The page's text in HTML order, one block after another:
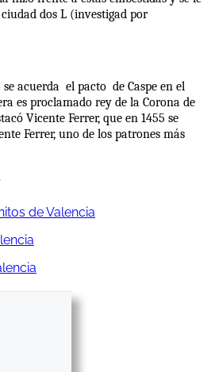
dos L (investigad por
acuerda  el pacto  de Caspe en el
es proclamado rey de la Corona de
Vicente Ferrer, que en 1455 se
Ferrer, uno de los patrones más
de Valencia